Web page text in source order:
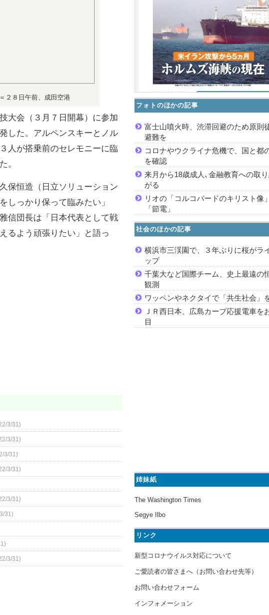
２８日午前、成田空港
大会（３月７日開幕）に参加
した。アルペンスキーとノル
人が搭乗前のセレモニーに臨
。
保恒造（日立ソリューション
しっかり保って臨みたい」
信団長は「日本代表として戦
るよう頑張りたい」と語っ
3/31)
3/31)
3/31)
3/31)
3/31)
31)
3/31)
フォトのほかの記事
富士山噴火時、渋滞回避のため原則
避難を
コロナやウクライナ危機で、国と都
を確認
来月から18歳成人､金融教育への取
がる
リオの「コルコバードのキリスト像
「節電」
社会のほかの記事
横浜市三渓園で、３年ぶりに桜がラ
ップ
千葉大など国際チーム、史上最遠の
観測
ワッペンやネクタイで「共生社会」
ＪＲ西日本、広島カープ応援電車を
目
姉妹紙
The Washington Times
Segye Ilbo
リンク
新型コロナウイルス対応について
ご愛読者の皆さまへ（お問い合わせ先等）
お問い合わせフォーム
インフォメーション